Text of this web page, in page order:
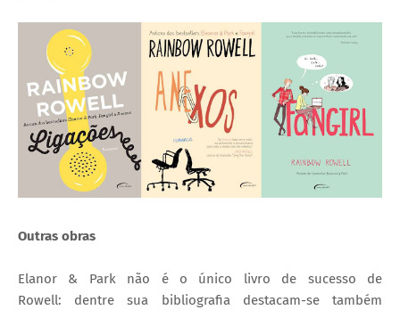
Outras obras
Elanor & Park não é o único livro de sucesso de
Rowell: dentre sua bibliografia destacam-se também